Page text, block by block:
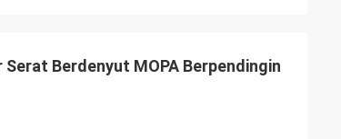
Berdenyut MOPA Berpendingin